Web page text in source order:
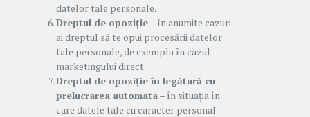
datelor tale personale.
Dreptul de opoziție– în anumite cazuri
ai dreptul să te opui procesării datelor
tale personale, de exemplu în cazul
marketingului direct.
Dreptul de opoziție în legătură cu
prelucrarea automata– în situația în
care datele tale cu caracter personal